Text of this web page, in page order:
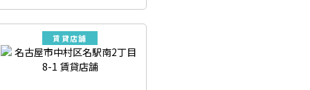
賃貸店舗